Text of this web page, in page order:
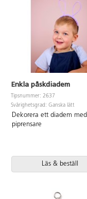
Enkla påskdiadem
Tipsnummer: 2637
Svårighetsgrad: Ganska lätt
Dekorera ett diadem med
piprensare
Läs & beställ